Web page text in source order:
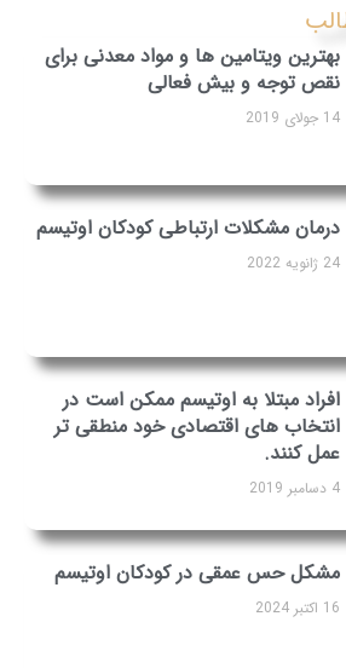
بهترین ویتامین ها و مواد معدنی برای
نقص توجه و بیش فعالی
14 جولای 2019
درمان مشکلات ارتباطی کودکان اوتیسم
24 ژانویه 2022
افراد مبتلا به اوتیسم ممکن است در
انتخاب های اقتصادی خود منطقی تر
عمل کنند.
4 دسامبر 2019
مشکل حس عمقی در کودکان اوتیسم
16 اکتبر 2024